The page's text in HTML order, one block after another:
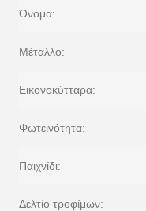
Όνομα:
Μέταλλο:
Εικονοκύτταρα:
Φωτεινότητα:
Παιχνίδι:
Δελτίο τροφίμων: